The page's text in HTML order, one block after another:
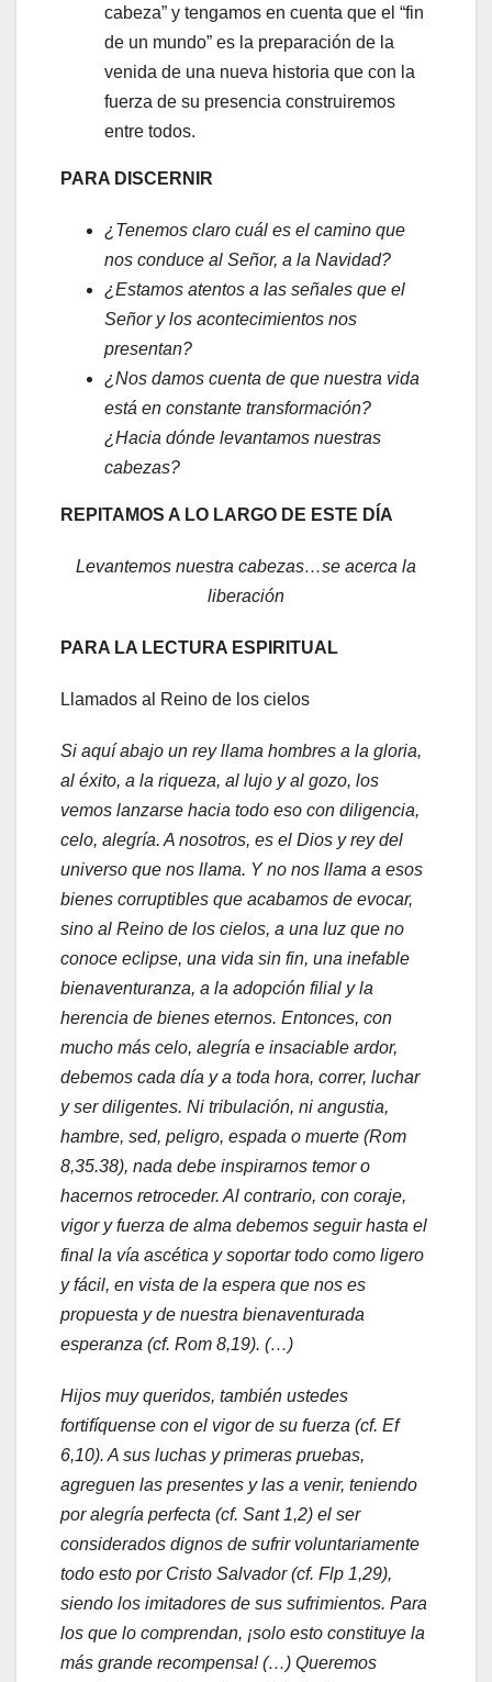
cabeza” y tengamos en cuenta que el “fin
de un mundo” es la preparación de la
venida de una nueva historia que con la
fuerza de su presencia construiremos
entre todos.
PARA DISCERNIR
¿Tenemos claro cuál es el camino que
nos conduce al Señor, a la Navidad?
¿Estamos atentos a las señales que el
Señor y los acontecimientos nos
presentan?
¿Nos damos cuenta de que nuestra vida
está en constante transformación?
¿Hacia dónde levantamos nuestras
cabezas?
REPITAMOS A LO LARGO DE ESTE DÍA
Levantemos nuestra cabezas…se acerca la
liberación
PARA LA LECTURA ESPIRITUAL
Llamados al Reino de los cielos
Si aquí abajo un rey llama hombres a la gloria,
al éxito, a la riqueza, al lujo y al gozo, los
vemos lanzarse hacia todo eso con diligencia,
celo, alegría. A nosotros, es el Dios y rey del
universo que nos llama. Y no nos llama a esos
bienes corruptibles que acabamos de evocar,
sino al Reino de los cielos, a una luz que no
conoce eclipse, una vida sin fin, una inefable
bienaventuranza, a la adopción filial y la
herencia de bienes eternos. Entonces, con
mucho más celo, alegría e insaciable ardor,
debemos cada día y a toda hora, correr, luchar
y ser diligentes. Ni tribulación, ni angustia,
hambre, sed, peligro, espada o muerte (Rom
8,35.38), nada debe inspirarnos temor o
hacernos retroceder. Al contrario, con coraje,
vigor y fuerza de alma debemos seguir hasta el
final la vía ascética y soportar todo como ligero
y fácil, en vista de la espera que nos es
propuesta y de nuestra bienaventurada
esperanza (cf. Rom 8,19). (…)
Hijos muy queridos, también ustedes
fortifíquense con el vigor de su fuerza (cf. Ef
6,10). A sus luchas y primeras pruebas,
agreguen las presentes y las a venir, teniendo
por alegría perfecta (cf. Sant 1,2) el ser
considerados dignos de sufrir voluntariamente
todo esto por Cristo Salvador (cf. Flp 1,29),
siendo los imitadores de sus sufrimientos. Para
los que lo comprendan, ¡solo esto constituye la
más grande recompensa! (…) Queremos